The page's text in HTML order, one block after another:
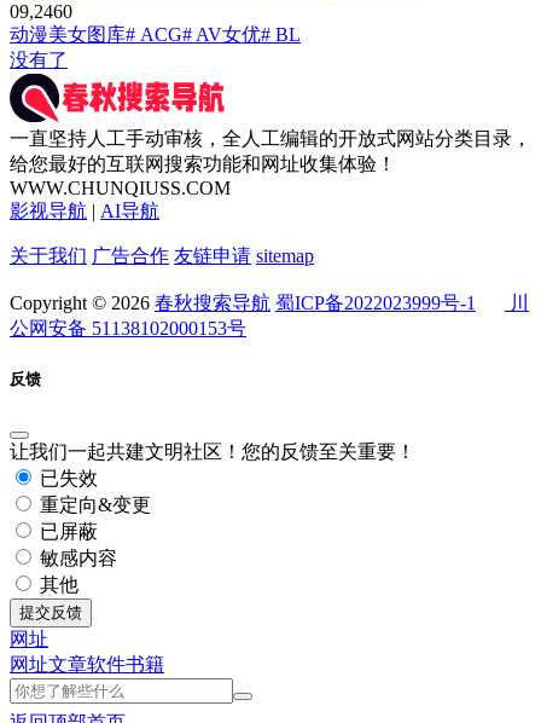
09,2460
动漫美女图库# ACG# AV女优# BL
没有了
一直坚持人工手动审核，全人工编辑的开放式网站分类目录，
给您最好的互联网搜索功能和网址收集体验！
WWW.CHUNQIUSS.COM
影视导航 | AI导航
关于我们 广告合作 友链申请 sitemap
Copyright © 2026 春秋搜索导航 蜀ICP备2022023999号-1
川
公网安备 51138102000153号
反馈
让我们一起共建文明社区！您的反馈至关重要！
已失效
重定向&变更
已屏蔽
敏感内容
其他
提交反馈
网址
网址文章软件书籍